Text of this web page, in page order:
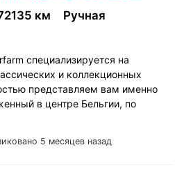
5 месяцев назад
км
Ручная
специализируется на
и коллекционных
представляем вам именно
в центре Бельгии, по